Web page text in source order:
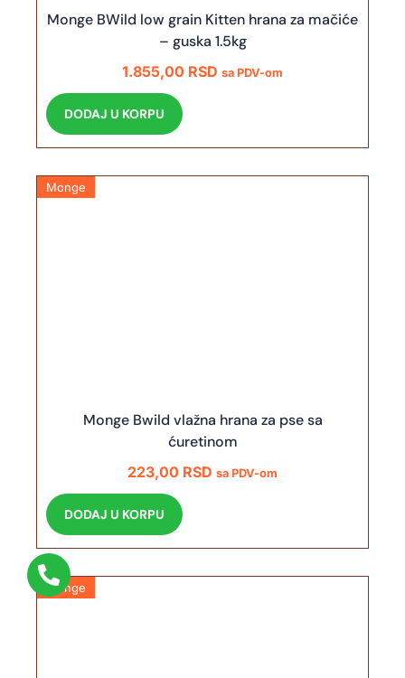
Monge BWild low grain Kitten hrana za mačiće
– guska 1.5kg
1.855,00 RSD sa PDV-om
DODAJ U KORPU
Monge
Monge Bwild vlažna hrana za pse sa
ćuretinom
223,00 RSD sa PDV-om
DODAJ U KORPU
Monge